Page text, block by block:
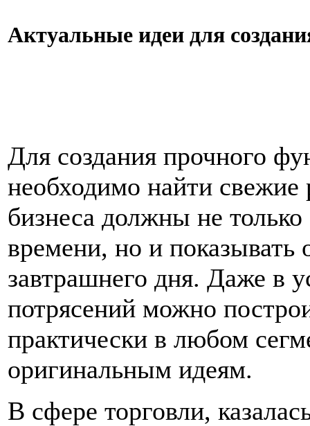
Актуальные идеи для
Для создания прочного
необходимо найти
бизнеса должны не
времени, но и показывать
завтрашнего дня. Даже в
потрясений можно
практически в любом
оригинальным идеям.
В сфере торговли,